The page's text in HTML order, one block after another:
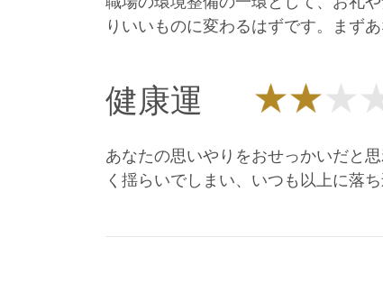
りいいものに変わるはずです。まず
健康運
あなたの思いやりをおせっかいだと
く揺らいでしまい、いつも以上に落